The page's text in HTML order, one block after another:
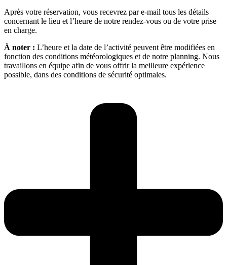
Après votre réservation, vous recevrez par e-mail tous les détails
concernant le lieu et l’heure de notre rendez-vous ou de votre prise
en charge.
À noter : L’heure et la date de l’activité peuvent être modifiées en
fonction des conditions météorologiques et de notre planning. Nous
travaillons en équipe afin de vous offrir la meilleure expérience
possible, dans des conditions de sécurité optimales.